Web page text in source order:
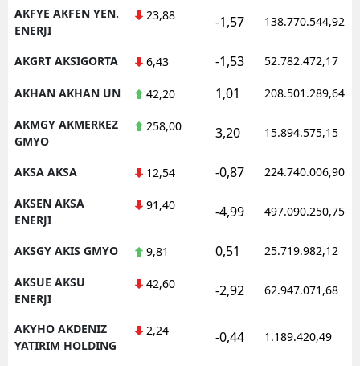
AKFYE AKFEN YEN.
ENERJI
23,88 -1,57 138.770.544,92
AKGRT AKSIGORTA 6,43 -1,53 52.782.472,17
AKHAN AKHAN UN 42,20 1,01 208.501.289,64
AKMGY AKMERKEZ
GMYO
258,00 3,20 15.894.575,15
AKSA AKSA 12,54 -0,87 224.740.006,90
AKSEN AKSA
ENERJI
91,40 -4,99 497.090.250,75
AKSGY AKIS GMYO 9,81 0,51 25.719.982,12
AKSUE AKSU
ENERJI
42,60 -2,92 62.947.071,68
AKYHO AKDENIZ
YATIRIM HOLDING
2,24 -0,44 1.189.420,49